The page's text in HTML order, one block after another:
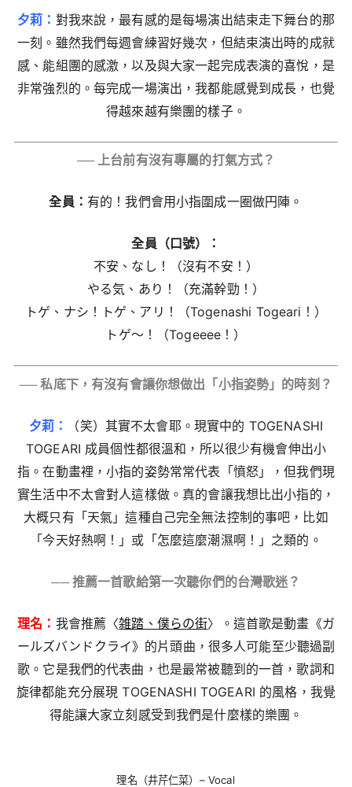
夕莉： 對我來說，最有感的是每場演出結束走下舞台的那
一刻。雖然我們每週會練習好幾次，但結束演出時的成就
感、能組團的感激，以及與大家一起完成表演的喜悅，是
非常強烈的。每完成一場演出，我都能感覺到成長，也覺
得越來越有樂團的樣子。
── 上台前有沒有專屬的打氣方式？
全員： 有的！我們會用小指圍成一圈做円陣。
全員（口號）：
不安、なし！（沒有不安！）
やる気、あり！（充滿幹勁！）
トゲ、ナシ！トゲ、アリ！（Togenashi Togeari！）
トゲ〜！（Togeeee！）
── 私底下，有沒有會讓你想做出「小指姿勢」的時刻？
夕莉：
（笑）其實不太會耶。現實中的 TOGENASHI
TOGEARI 成員個性都很溫和，所以很少有機會伸出小
指。在動畫裡，小指的姿勢常常代表「憤怒」，但我們現
實生活中不太會對人這樣做。真的會讓我想比出小指的，
大概只有「天氣」這種自己完全無法控制的事吧，比如
「今天好熱啊！」或「怎麼這麼潮濕啊！」之類的。
── 推薦一首歌給第一次聽你們的台灣歌迷？
理名： 我會推薦〈雑踏、僕らの街〉。這首歌是動畫《ガ
ールズバンドクライ》的片頭曲，很多人可能至少聽過副
歌。它是我們的代表曲，也是最常被聽到的一首，歌詞和
旋律都能充分展現 TOGENASHI TOGEARI 的風格，我覺
得能讓大家立刻感受到我們是什麼樣的樂團。
理名（井芹仁菜）– Vocal